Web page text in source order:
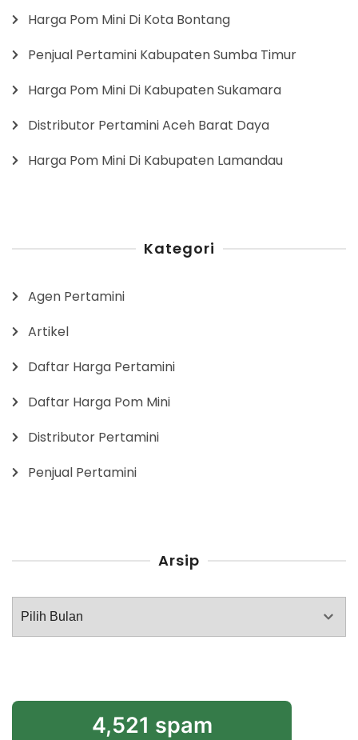
Harga Pom Mini Di Kota Bontang
Penjual Pertamini Kabupaten Sumba Timur
Harga Pom Mini Di Kabupaten Sukamara
Distributor Pertamini Aceh Barat Daya
Harga Pom Mini Di Kabupaten Lamandau
Kategori
Agen Pertamini
Artikel
Daftar Harga Pertamini
Daftar Harga Pom Mini
Distributor Pertamini
Penjual Pertamini
Arsip
Arsip
4,521 spam